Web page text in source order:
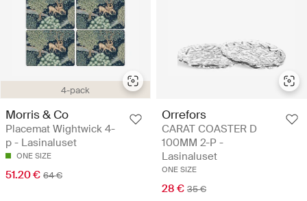
4-pack
Morris & Co
Placemat Wightwick 4-
p - Lasinaluset
ONE SIZE
51.20 € 64 €
Orrefors
CARAT COASTER D
100MM 2-P -
Lasinaluset
ONE SIZE
28 € 35 €